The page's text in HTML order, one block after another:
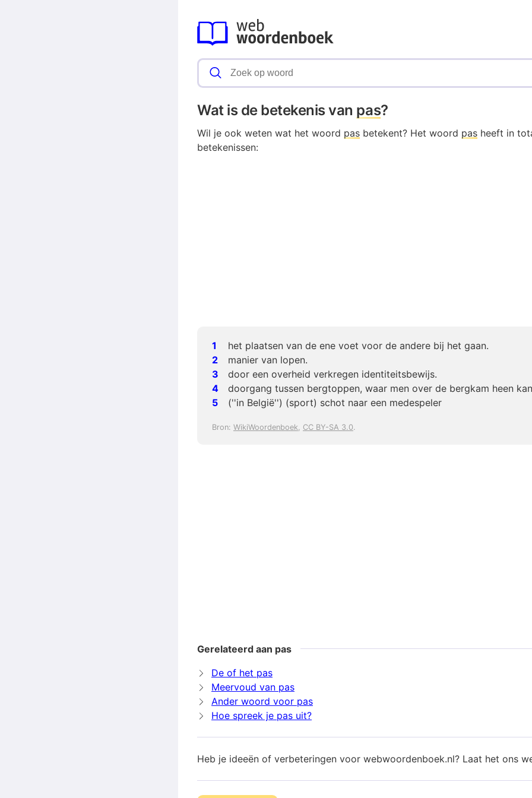
Wat is de betekenis van pas?
Wil je ook weten wat het woord pas betekent? Het woord pas heeft in
betekenissen:
het plaatsen van de ene voet voor de andere bij het gaan.
manier van lopen.
door een overheid verkregen identiteitsbewijs.
doorgang tussen bergtoppen, waar men over de bergkam heen
(''in België'') (sport) schot naar een medespeler
Bron: WikiWoordenboek, CC BY-SA 3.0.
Gerelateerd aan pas
De of het pas
Meervoud van pas
Ander woord voor pas
Hoe spreek je pas uit?
Heb je ideeën of verbeteringen voor webwoordenboek.nl? Laat het ons